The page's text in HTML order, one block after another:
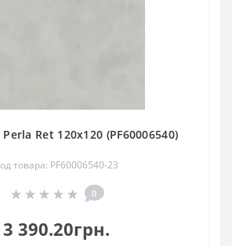
Ret 120х120 (PF60006540)
товара: PF60006540-23
0
3 390.20грн.